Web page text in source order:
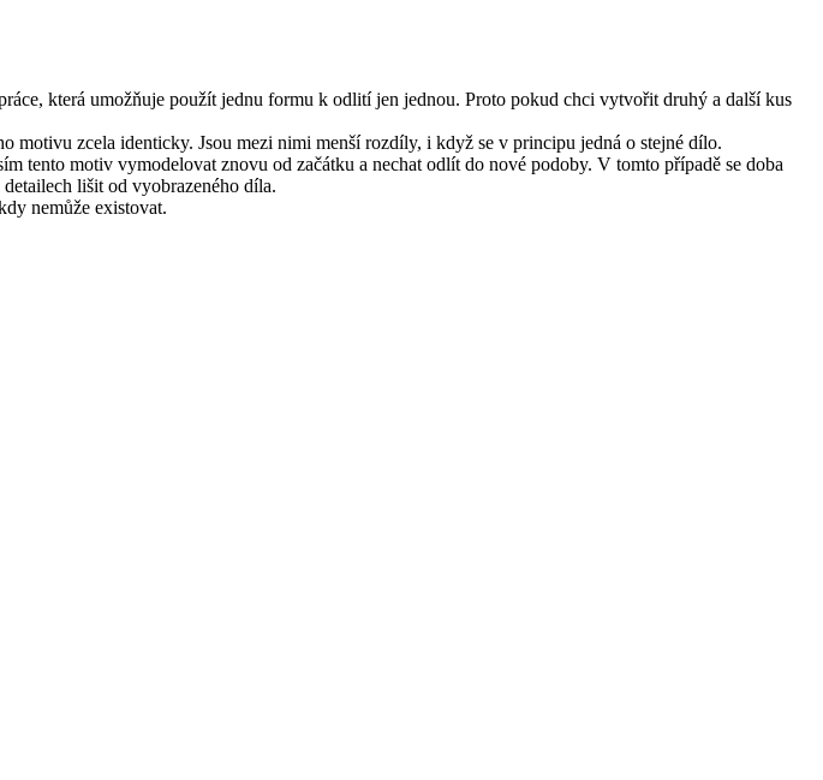
která umožňuje použít jednu formu k odlití jen jednou. Proto pokud chci vytvořit druhý a další kus
motivu zcela identicky. Jsou mezi nimi menší rozdíly, i když se v principu jedná o stejné dílo.
tento motiv vymodelovat znovu od začátku a nechat odlít do nové podoby. V tomto případě se doba
lišit od vyobrazeného díla.
nemůže existovat.